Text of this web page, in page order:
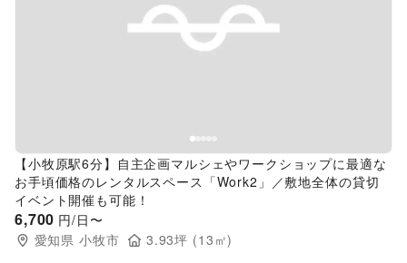
Previous slide
【小牧原駅6分】自主企画マルシェやワークショップに最適な
お手頃価格のレンタルスペース「Work2」／敷地全体の貸切
イベント開催も可能！
6,700 円/日〜
愛知県 小牧市 3.93坪 (13 ㎡)